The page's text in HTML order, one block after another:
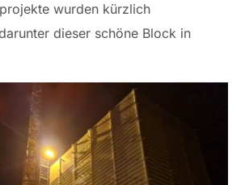
wurden kürzlich
dieser schöne Block in